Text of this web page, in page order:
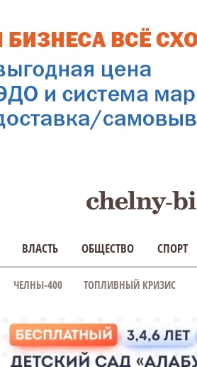
ВЛАСТЬ ОБЩЕСТВО СПОРТ
ЧЕЛНЫ-400 ТОПЛИВНЫЙ КРИЗИС